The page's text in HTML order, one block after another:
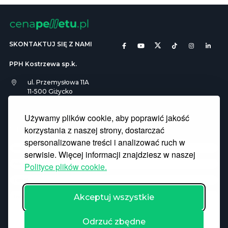
Używamy plików cookie, aby poprawić jakość
korzystania z naszej strony, dostarczać
spersonalizowane treści i analizować ruch w
serwisie. Więcej informacji znajdziesz w naszej
Polityce plików cookie.
Akceptuj wszystkie
Odrzuć zbędne
SKONTAKTUJ SIĘ Z NAMI
PPH Kostrzewa sp.k.
ul. Przemysłowa 11A
11-500 Giżycko
Pliki Cookies RODO